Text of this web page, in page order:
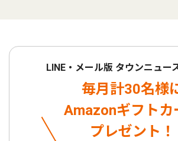
LINE・メール版 タウンニュー
毎月計30名様
Amazonギフトカ
プレゼント！